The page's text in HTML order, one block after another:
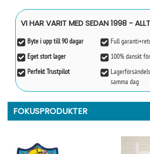
VI HAR VARIT MED SEDAN 1998 -
Byte i upp till 90 dagar
Full
Eget stort lager
100% danskt
Perfekt Trustpilot
samma dag
FOKUSPRODUKTER